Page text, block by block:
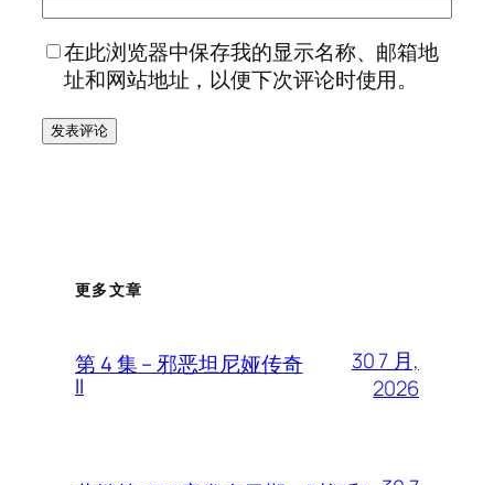
在此浏览器中保存我的显示名称、邮箱地
址和网站地址，以便下次评论时使用。
更多文章
第 4 集 – 邪恶坦尼娅传奇
II
30 7 月,
2026